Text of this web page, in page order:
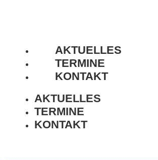
AKTUELLES
TERMINE
KONTAKT
AKTUELLES
TERMINE
KONTAKT